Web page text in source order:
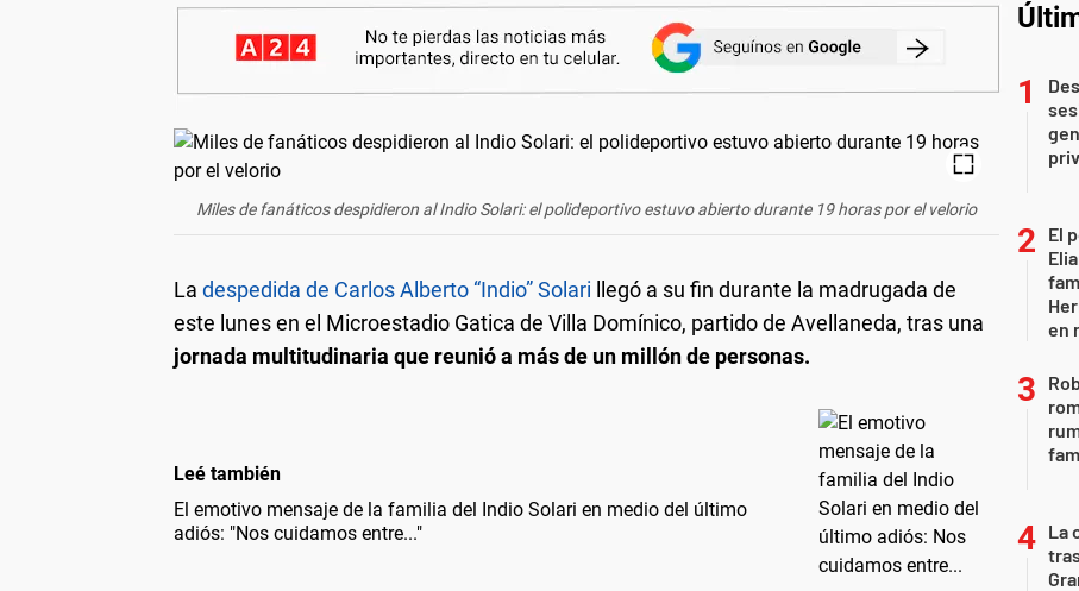
Miles de fanáticos despidieron al Indio Solari: el polideportivo estuvo abierto durante 19 horas por el velorio
La despedida de Carlos Alberto “Indio” Solari llegó a su fin durante la madrugada de
este lunes en el Microestadio Gatica de Villa Domínico, partido de Avellaneda, tras una
jornada multitudinaria que reunió a más de un millón de personas.
Leé también
El emotivo mensaje de la familia del Indio Solari en medio del último
adiós: "Nos cuidamos entre..."
El
en
La